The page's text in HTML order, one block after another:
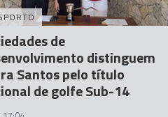
de
distinguem
Santos pelo título
de golfe Sub-14